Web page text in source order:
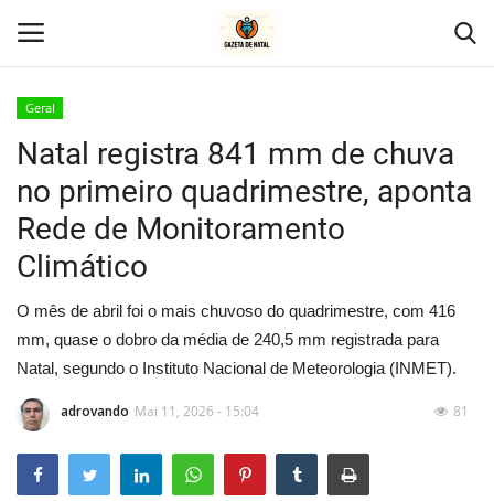
Home
Geral
Politica
Saúde
Entretenimento
Economia
Esportes
Geral
Natal registra 841 mm de chuva
no primeiro quadrimestre, aponta
Rede de Monitoramento
Climático
O mês de abril foi o mais chuvoso do quadrimestre, com 416
mm, quase o dobro da média de 240,5 mm registrada para
Natal, segundo o Instituto Nacional de Meteorologia (INMET).
adrovando Mai 11, 2026 - 15:04 81